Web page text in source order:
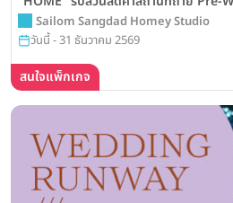
9,500 บาท*
Sailom Sangdad Homey Studio
วันนี้ - 31 ธันวาคม 2569
สนใจแพ็กเกจ